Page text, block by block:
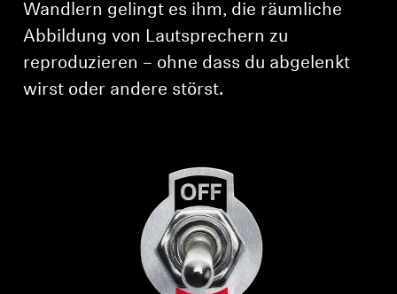
Wandlern gelingt es ihm, die räumliche
Abbildung von Lautsprechern zu
reproduzieren – ohne dass du abgelenkt
wirst oder andere störst.